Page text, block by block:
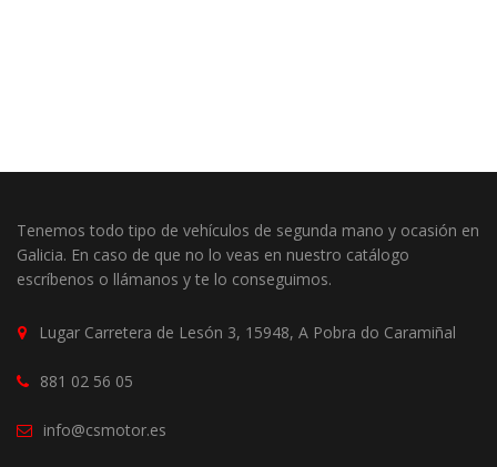
Tenemos todo tipo de vehículos de segunda mano y ocasión en
Galicia. En caso de que no lo veas en nuestro catálogo
escríbenos o llámanos y te lo conseguimos.
Lugar Carretera de Lesón 3, 15948, A Pobra do Caramiñal
881 02 56 05
info@csmotor.es